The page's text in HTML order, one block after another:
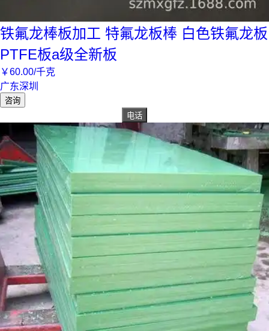
铁氟龙棒板加工 特氟龙板棒 白色铁氟龙板
PTFE板a级全新板
￥60.00/千克
广东深圳
咨询
电话